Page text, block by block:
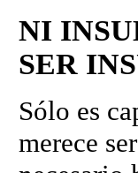
NI
SER
Sólo es
merece